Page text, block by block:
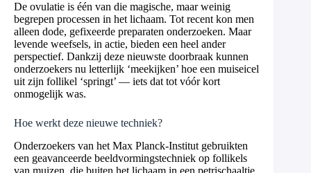
De ovulatie is één van die magische, maar weinig
begrepen processen in het lichaam. Tot recent kon men
alleen dode, gefixeerde preparaten onderzoeken. Maar
levende weefsels, in actie, bieden een heel ander
perspectief. Dankzij deze nieuwste doorbraak kunnen
onderzoekers nu letterlijk ‘meekijken’ hoe een muiseicel
uit zijn follikel ‘springt’ — iets dat tot vóór kort
onmogelijk was.
Hoe werkt deze nieuwe techniek?
Onderzoekers van het Max Planck-Institut gebruikten
een geavanceerde beeldvormingstechniek op follikels
van muizen, die buiten het lichaam in een petrischaaltje